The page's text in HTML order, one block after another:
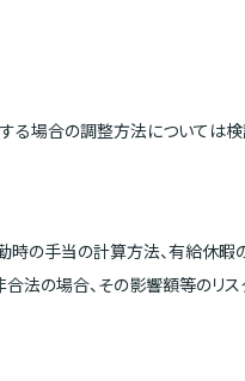
る場合の調整方法については検
時の手当の計算方法、有給休
法の場合、その影響額等のリス